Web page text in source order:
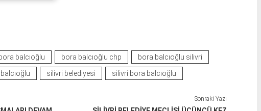
bora balcıoğlu bora balcıoğlu chp
bora balcıoğlu silivri
silivri belediyesi silivri bora balcıoğlu
Sonraki Yazı